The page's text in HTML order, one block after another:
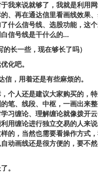
我来说就够了，我就是利用
、再在通达信里看画线效果
什么信号线、选股功能，这
信号线是干什么的...
长一些，现在够长了吗）
化吧。
信，用着还是有些麻烦的。
个人还是建议大家购买的，
笔、线段、中枢，一画出来
习缠论、理解缠论就像拨开
用缠论进行独立交易的人来
的，当然也需要看操作方式
动画线还是很方便的，要不
。